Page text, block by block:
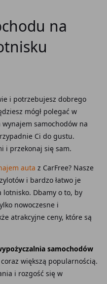
na
i potrzebujesz dobrego
mógł polegać w
wynajem samochodów na
Ci do gustu.
i przekonaj się sam.
auta z CarFree? Nasze
i bardzo łatwo je
Dbamy o to, by
nowoczesne i
atrakcyjne ceny, które są
samochodów
większą popularnością.
i rozgość się w